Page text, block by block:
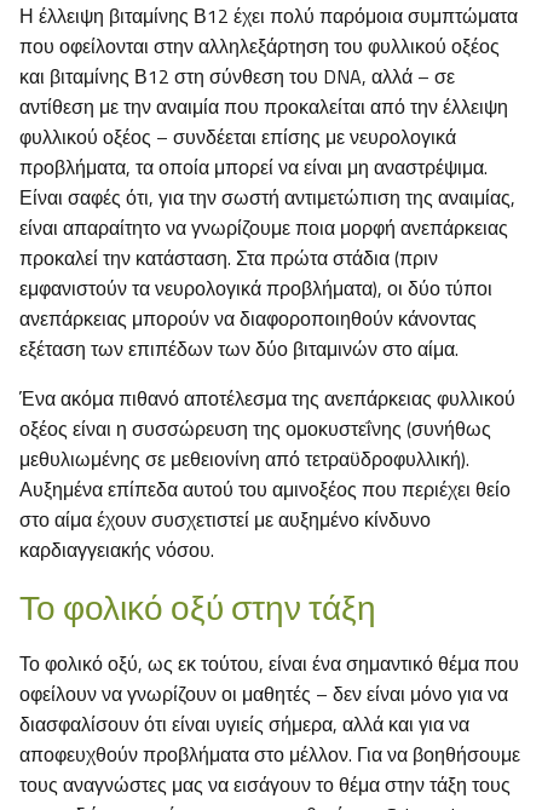
Η έλλειψη βιταμίνης Β12 έχει πολύ παρόμοια συμπτώματα
που οφείλονται στην αλληλεξάρτηση του φυλλικού οξέος
και βιταμίνης Β12 στη σύνθεση του DNA, αλλά – σε
αντίθεση με την αναιμία που προκαλείται από την έλλειψη
φυλλικού οξέος – συνδέεται επίσης με νευρολογικά
προβλήματα, τα οποία μπορεί να είναι μη αναστρέψιμα.
Είναι σαφές ότι, για την σωστή αντιμετώπιση της αναιμίας,
είναι απαραίτητο να γνωρίζουμε ποια μορφή ανεπάρκειας
προκαλεί την κατάσταση. Στα πρώτα στάδια (πριν
εμφανιστούν τα νευρολογικά προβλήματα), οι δύο τύποι
ανεπάρκειας μπορούν να διαφοροποιηθούν κάνοντας
εξέταση των επιπέδων των δύο βιταμινών στο αίμα.
Ένα ακόμα πιθανό αποτέλεσμα της ανεπάρκειας φυλλικού
οξέος είναι η συσσώρευση της ομοκυστεΐνης (συνήθως
μεθυλιωμένης σε μεθειονίνη από τετραϋδροφυλλική).
Αυξημένα επίπεδα αυτού του αμινοξέος που περιέχει θείο
στο αίμα έχουν συσχετιστεί με αυξημένο κίνδυνο
καρδιαγγειακής νόσου.
Το φολικό οξύ στην τάξη
Το φολικό οξύ, ως εκ τούτου, είναι ένα σημαντικό θέμα που
οφείλουν να γνωρίζουν οι μαθητές – δεν είναι μόνο για να
διασφαλίσουν ότι είναι υγιείς σήμερα, αλλά και για να
αποφευχθούν προβλήματα στο μέλλον. Για να βοηθήσουμε
τους αναγνώστες μας να εισάγουν το θέμα στην τάξη τους